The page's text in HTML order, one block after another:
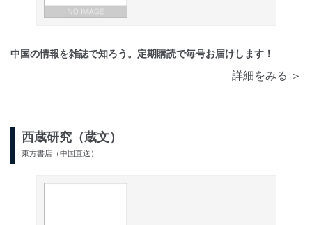
中国の情報を雑誌で知ろう。定期購読で毎号お届けします！
詳細をみる ＞
西蔵研究（蔵文）
東方書店（中国直送）